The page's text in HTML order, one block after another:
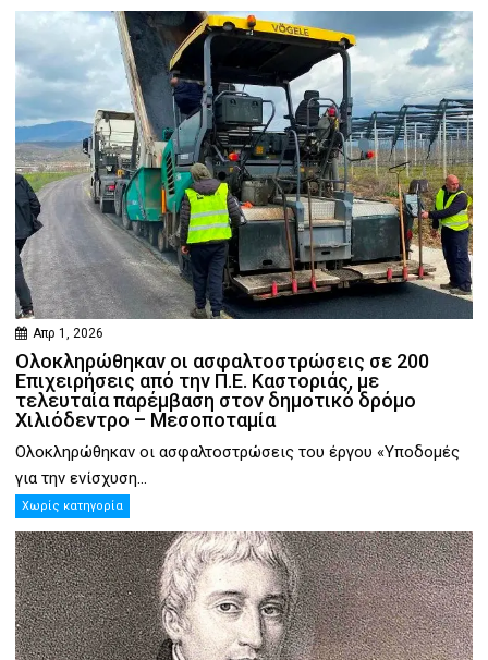
Απρ 1, 2026
Ολοκληρώθηκαν οι ασφαλτοστρώσεις σε 200
Επιχειρήσεις από την Π.Ε. Καστοριάς, με
τελευταία παρέμβαση στον δημοτικό δρόμο
Χιλιόδεντρο – Μεσοποταμία
Ολοκληρώθηκαν οι ασφαλτοστρώσεις του έργου «Υποδομές
για την ενίσχυση...
Χωρίς κατηγορία